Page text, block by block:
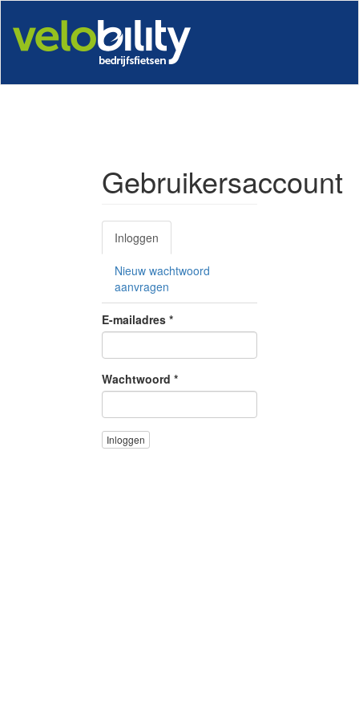
naar
gaan
Gebruikersaccount
Primaire
tabs
Inloggen
tabblad)
Nieuw wachtwoord
aanvragen
E-mailadres *
Wachtwoord *
Inloggen